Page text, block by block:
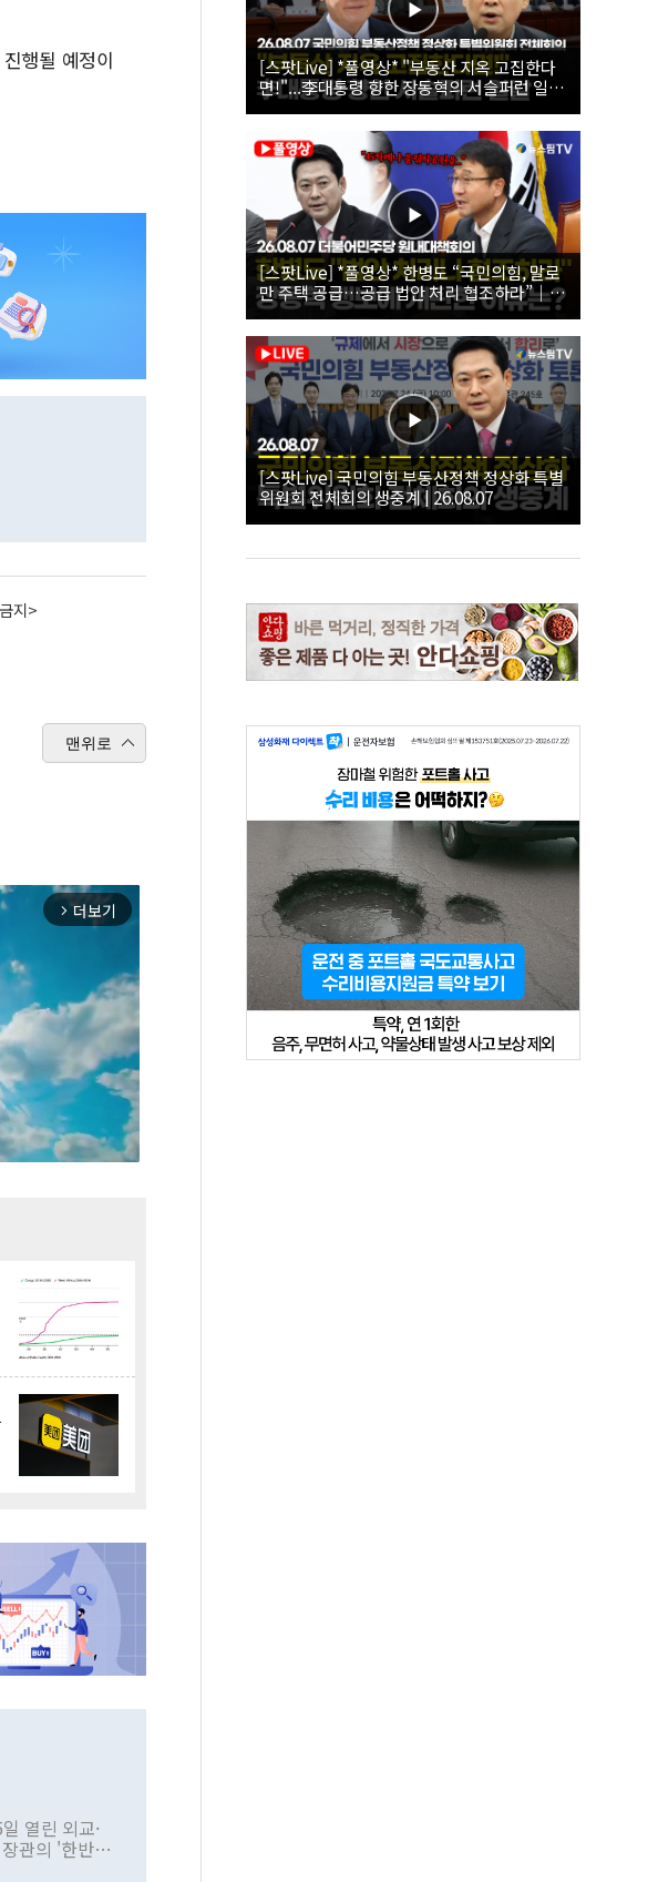
행될 예정이
지>
맨위로
arrow_forward_ios 더보기
열린 외교·
관의 '한반도
[스팟Live] *풀영상* "부동산 지옥 고집한다
면!"...李대통령 향한 장동혁의 서슬퍼런 일갈
| 26.08.07 국민의힘 부동산정책 정상화 특별
위원회 전체회의
[스팟Live] *풀영상* 한병도 “국민의힘, 말로
만 주택 공급…공급 법안 처리 협조하라”｜
26.08.07 더불어민주당 원내대책회의
[스팟Live] 국민의힘 부동산정책 정상화 특별
위원회 전체회의 생중계 | 26.08.07